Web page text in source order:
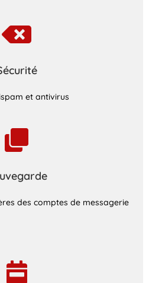
et antivirus
des comptes de messagerie